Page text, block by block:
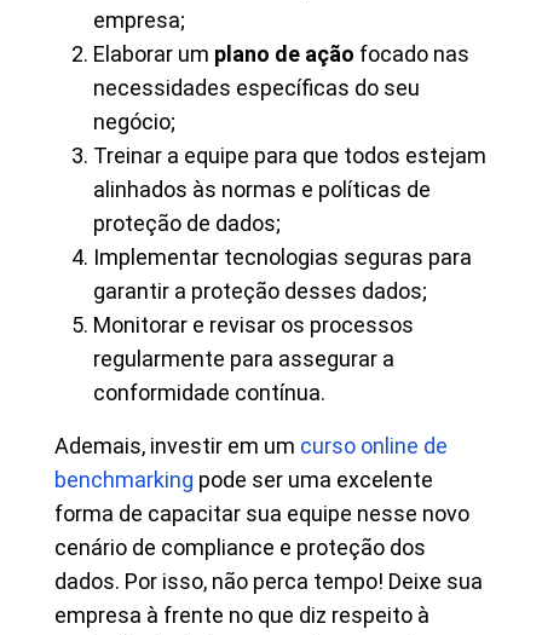
empresa;
Elaborar um plano de ação focado nas
necessidades específicas do seu
negócio;
Treinar a equipe para que todos estejam
alinhados às normas e políticas de
proteção de dados;
Implementar tecnologias seguras para
garantir a proteção desses dados;
Monitorar e revisar os processos
regularmente para assegurar a
conformidade contínua.
Ademais, investir em um curso online de
benchmarking pode ser uma excelente
forma de capacitar sua equipe nesse novo
cenário de compliance e proteção dos
dados. Por isso, não perca tempo! Deixe sua
empresa à frente no que diz respeito à